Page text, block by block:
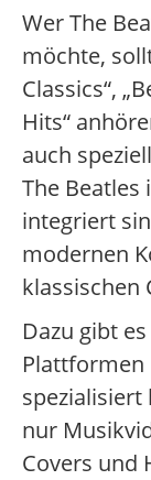
Wer The
möchte,
Classics“,
Hits“
auch
The
integriert
modernen
klassischen
Dazu gibt
Plattformen
nur
Covers und